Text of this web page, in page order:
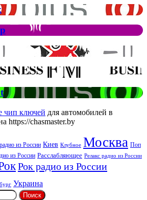
чип ключей для автомобилей в
https://chasmaster.by
из России Киев Клубное Москва Поп
из России Расслабляющее Релакс радио из России
Рок радио из России
Украина